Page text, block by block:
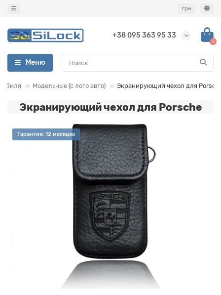
грн
+38 095 363 95 33
0
Меню
Модельные (с лого авто) Экранирующий чехол для
Экранирующий чехол для Porsche
Гарантия: 12 месяцев